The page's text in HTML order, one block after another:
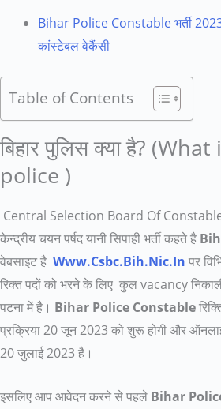
Bihar Police Constable भर्ती 2023
कांस्टेबल वेकैंसी
Table of Contents
बिहार पुलिस क्या है?
police )
Central Selection Board Of Constable
केन्द्रीय चयन पर्षद यानी सिपाही भर्ती कहते है
वेबसाइट है Www.Csbc.Bih.Nic.In पर
रिक्त पदों को भरने के लिए कुल vacancy
पटना में है। Bihar Police Constable
प्रक्रिया 20 जून 2023 को शुरू होगी और
20 जुलाई 2023 है।
इसलिए आप आवेदन करने से पहले Bihar